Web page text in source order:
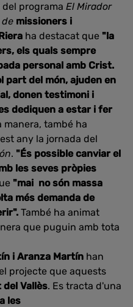
programa El Mirador
missioners i
ha destacat que "la
els quals sempre
personal amb Crist.
part del món, ajuden en
donen testimoni i
dediquen a estar i fer
manera, també ha
any la jornada del
. "És possible canviar el
les seves pròpies
"mai no són massa
més demanda de
També ha animat
que puguin amb tota
i Aranza Martín han
projecte que aquests
Vallès. Es tracta d'una
les